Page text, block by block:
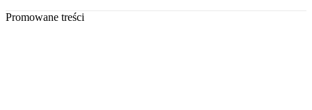
Promowane treści